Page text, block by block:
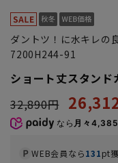
ダントツ！に水キレの
7200H244-91
ショート丈スタンド
32,890円
なら 月々
WEB会員なら131pt